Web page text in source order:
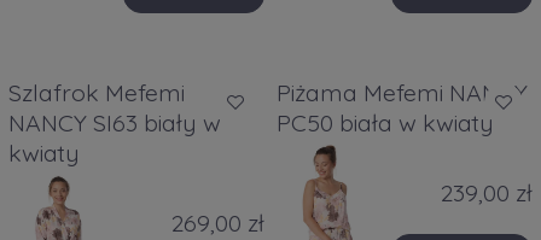
Szlafrok Mefemi
NANCY SI63 biały w
kwiaty
269,00 zł
Piżama Mefemi NANCY
PC50 biała w kwiaty
239,00 zł